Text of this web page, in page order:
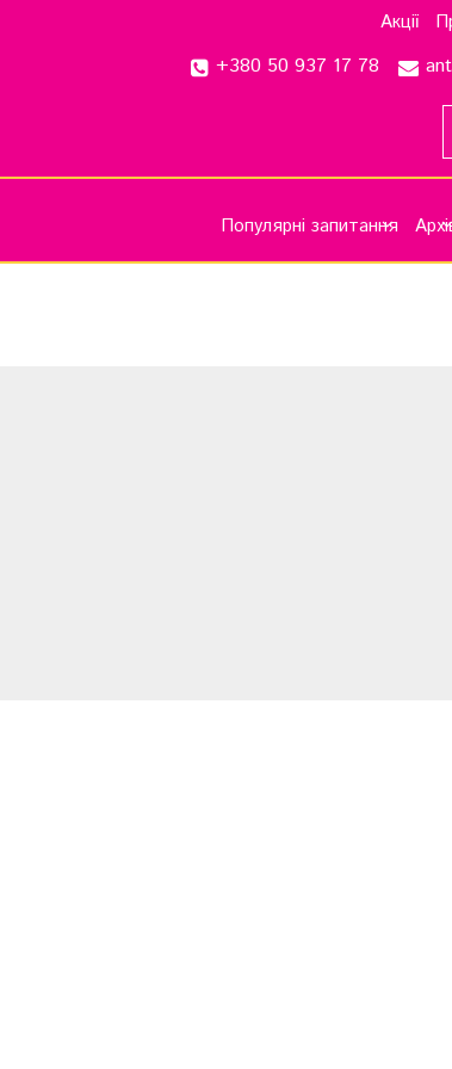
Акції
+380 50 937 17 78
Популярні запитання